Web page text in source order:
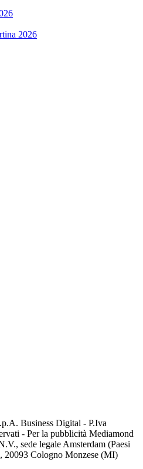
2026
Business Digital - P.Iva
- Per la pubblicità Mediamond
sede legale Amsterdam (Paesi
20093 Cologno Monzese (MI)